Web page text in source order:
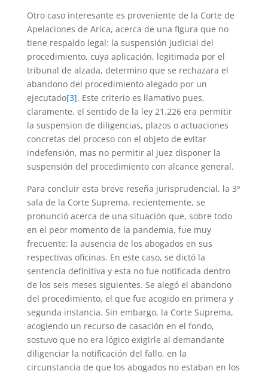
Otro caso interesante es proveniente de la Corte de
Apelaciones de Arica, acerca de una figura que no
tiene respaldo legal: la suspensión judicial del
procedimiento, cuya aplicación, legitimada por el
tribunal de alzada, determino que se rechazara el
abandono del procedimiento alegado por un
ejecutado[3]. Este criterio es llamativo pues,
claramente, el sentido de la ley 21.226 era permitir
la suspension de diligencias, plazos o actuaciones
concretas del proceso con el objeto de evitar
indefensión, mas no permitir al juez disponer la
suspensión del procedimiento con alcance general.
Para concluir esta breve reseña jurisprudencial, la 3º
sala de la Corte Suprema, recientemente, se
pronunció acerca de una situación que, sobre todo
en el peor momento de la pandemia, fue muy
frecuente: la ausencia de los abogados en sus
respectivas oficinas. En este caso, se dictó la
sentencia definitiva y esta no fue notificada dentro
de los seis meses siguientes. Se alegó el abandono
del procedimiento, el que fue acogido en primera y
segunda instancia. Sin embargo, la Corte Suprema,
acogiendo un recurso de casación en el fondo,
sostuvo que no era lógico exigirle al demandante
diligenciar la notificación del fallo, en la
circunstancia de que los abogados no estaban en los